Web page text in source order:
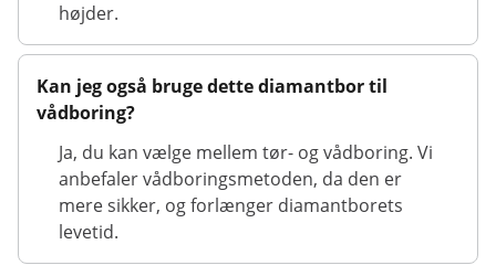
højder.
Kan jeg også bruge dette diamantbor til
vådboring?
Ja, du kan vælge mellem tør- og vådboring. Vi
anbefaler vådboringsmetoden, da den er
mere sikker, og forlænger diamantborets
levetid.